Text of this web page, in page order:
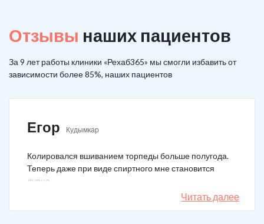
Отзывы наших пациентов
За 9 лет работы клиники «Рехаб365» мы смогли избавить от
зависимости более 85%, наших пациентов
Егор Кудымкар
Колировался вшиванием торпеды больше полугода.
Теперь даже при виде спиртного мне становится
дурно.
Читать далее